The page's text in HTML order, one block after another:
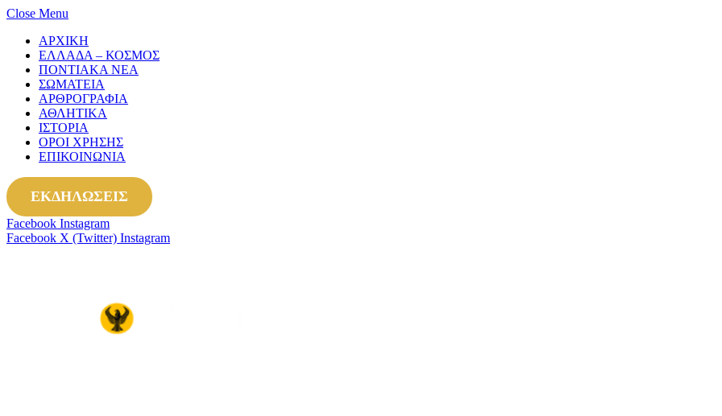
Close Menu
ΑΡΧΙΚΗ
ΕΛΛΑΔΑ – ΚΟΣΜΟΣ
ΠΟΝΤΙΑΚΑ ΝΕΑ
ΣΩΜΑΤΕΙΑ
ΑΡΘΡΟΓΡΑΦΙΑ
ΑΘΛΗΤΙΚΑ
ΙΣΤΟΡΙΑ
ΟΡΟΙ ΧΡΗΣΗΣ
ΕΠΙΚΟΙΝΩΝΙΑ
ΕΚΔΗΛΩΣΕΙΣ
Facebook Instagram
Facebook X (Twitter) Instagram